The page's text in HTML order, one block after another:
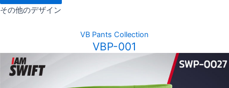
その他のデザイン
VB Pants Collection
VBP-001